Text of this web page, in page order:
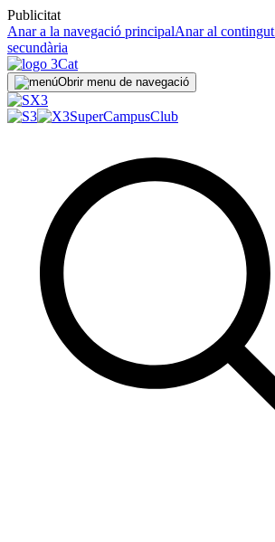
Publicitat
Anar a la navegació principalAnar al contingut
secundària
Obrir menu de navegació
SuperCampusClub